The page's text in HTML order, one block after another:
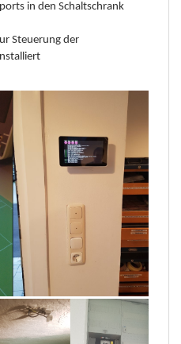
in den Schaltschrank
Steuerung der